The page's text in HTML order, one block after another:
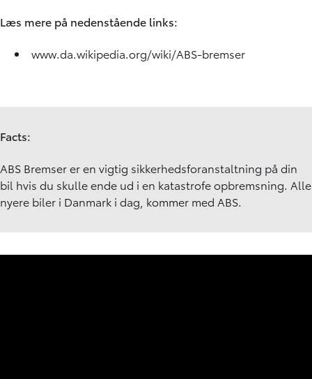
Læs mere på nedenstående links:
www.da.wikipedia.org/wiki/ABS-bremser
Facts:
ABS Bremser er en vigtig sikkerhedsforanstaltning på din
bil hvis du skulle ende ud i en katastrofe opbremsning. Alle
nyere biler i Danmark i dag, kommer med ABS.